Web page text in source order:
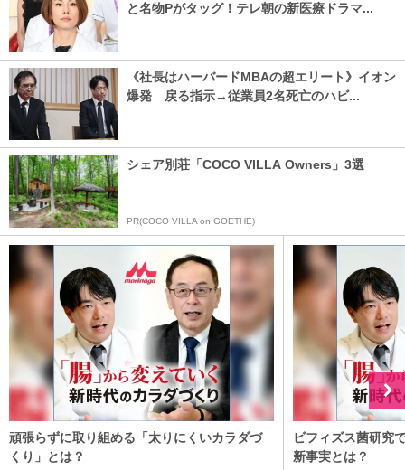
と名物Pがタッグ！テレ朝の新医療ドラマ...
《社長はハーバードMBAの超エリート》イオン
爆発 戻る指示→従業員2名死亡のハビ...
シェア別荘「COCO VILLA Owners」3選
PR(COCO VILLA on GOETHE)
頑張らずに取り組める「太りにくいカラダづ
くり」とは？
ビフィズス菌研究
新事実とは？